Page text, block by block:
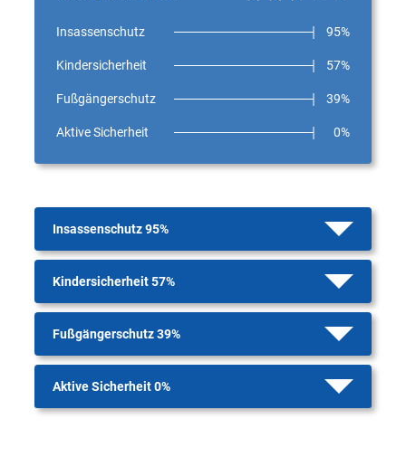
Insassenschutz 95%
Kindersicherheit 57%
Fußgängerschutz 39%
Aktive Sicherheit 0%
Insassenschutz 95%
Kindersicherheit 57%
Fußgängerschutz 39%
Aktive Sicherheit 0%